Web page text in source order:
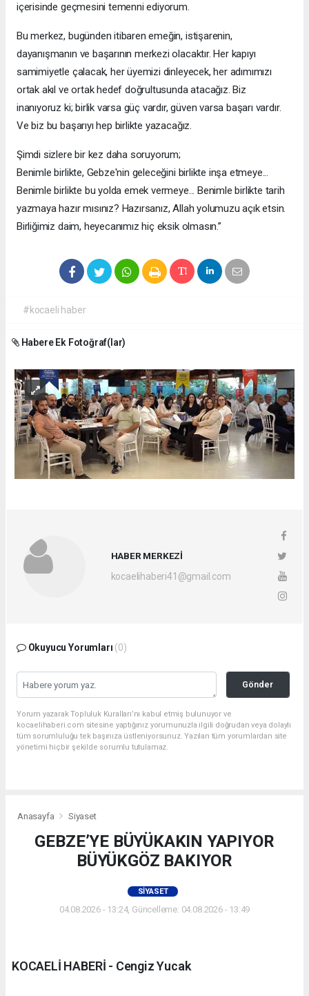
içerisinde geçmesini temenni ediyorum.
Bu merkez, bugünden itibaren emeğin, istişarenin,
dayanışmanın ve başarının merkezi olacaktır. Her kapıyı
samimiyetle çalacak, her üyemizi dinleyecek, her adımımızı
ortak akıl ve ortak hedef doğrultusunda atacağız. Biz
inanıyoruz ki; birlik varsa güç vardır, güven varsa başarı vardır.
Ve biz bu başarıyı hep birlikte yazacağız.
Şimdi sizlere bir kez daha soruyorum;
Benimle birlikte, Gebze'nin geleceğini birlikte inşa etmeye...
Benimle birlikte bu yolda emek vermeye... Benimle birlikte tarih
yazmaya hazır mısınız? Hazırsanız, Allah yolumuzu açık etsin.
Birliğimiz daim, heyecanımız hiç eksik olmasın.”
#kocaeli haber
Habere Ek Fotoğraf(lar)
HABER MERKEZİ
kocaelihaberi41@gmail.com
Okuyucu Yorumları (0)
Gönder
Yorum yazarak Topluluk Kuralları’nı kabul etmiş bulunuyor ve
kocaelihaberi.com sitesine yaptığınız yorumunuzla ilgili doğrudan veya dolaylı
tüm sorumluluğu tek başınıza üstleniyorsunuz. Yazılan tüm yorumlardan site
yönetimi hiçbir şekilde sorumlu tutulamaz.
Anasayfa Siyaset
GEBZE’YE BÜYÜKAKIN YAPIYOR
BÜYÜKGÖZ BAKIYOR
SIYASET
04.08.2026 - 13:24, Güncelleme: 04.08.2026 - 13:49
KOCAELİ HABERİ - Cengiz Yucak